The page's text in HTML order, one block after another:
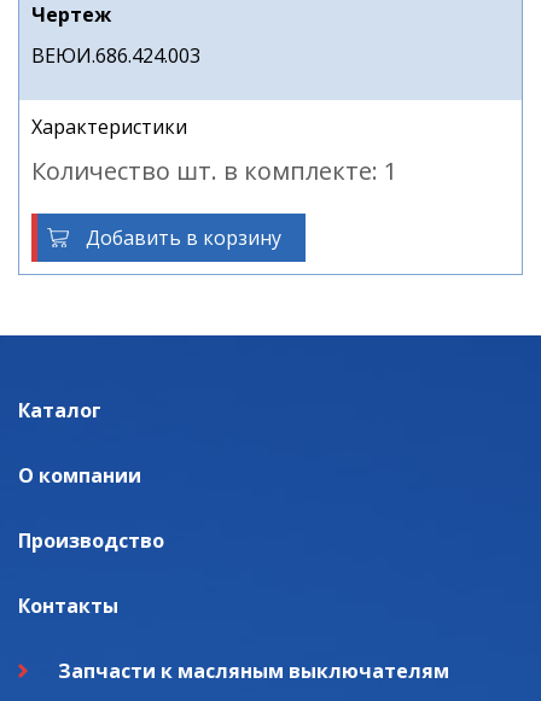
Чертеж
ВЕЮИ.686.424.003
Характеристики
Количество шт. в комплекте: 1
Добавить в корзину
Каталог
О компании
Производство
Контакты
Запчасти к масляным выключателям